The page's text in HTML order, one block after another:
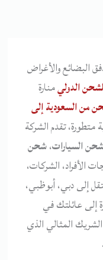
البضائع والأغراض
الدوليمنارة
من السعودية إلى
تقدم الشركة
السيارات،شحن
الأفراد، الشركات،
إلى دبي، أبوظبي،
إلى عائلتك في
المثالي الذي